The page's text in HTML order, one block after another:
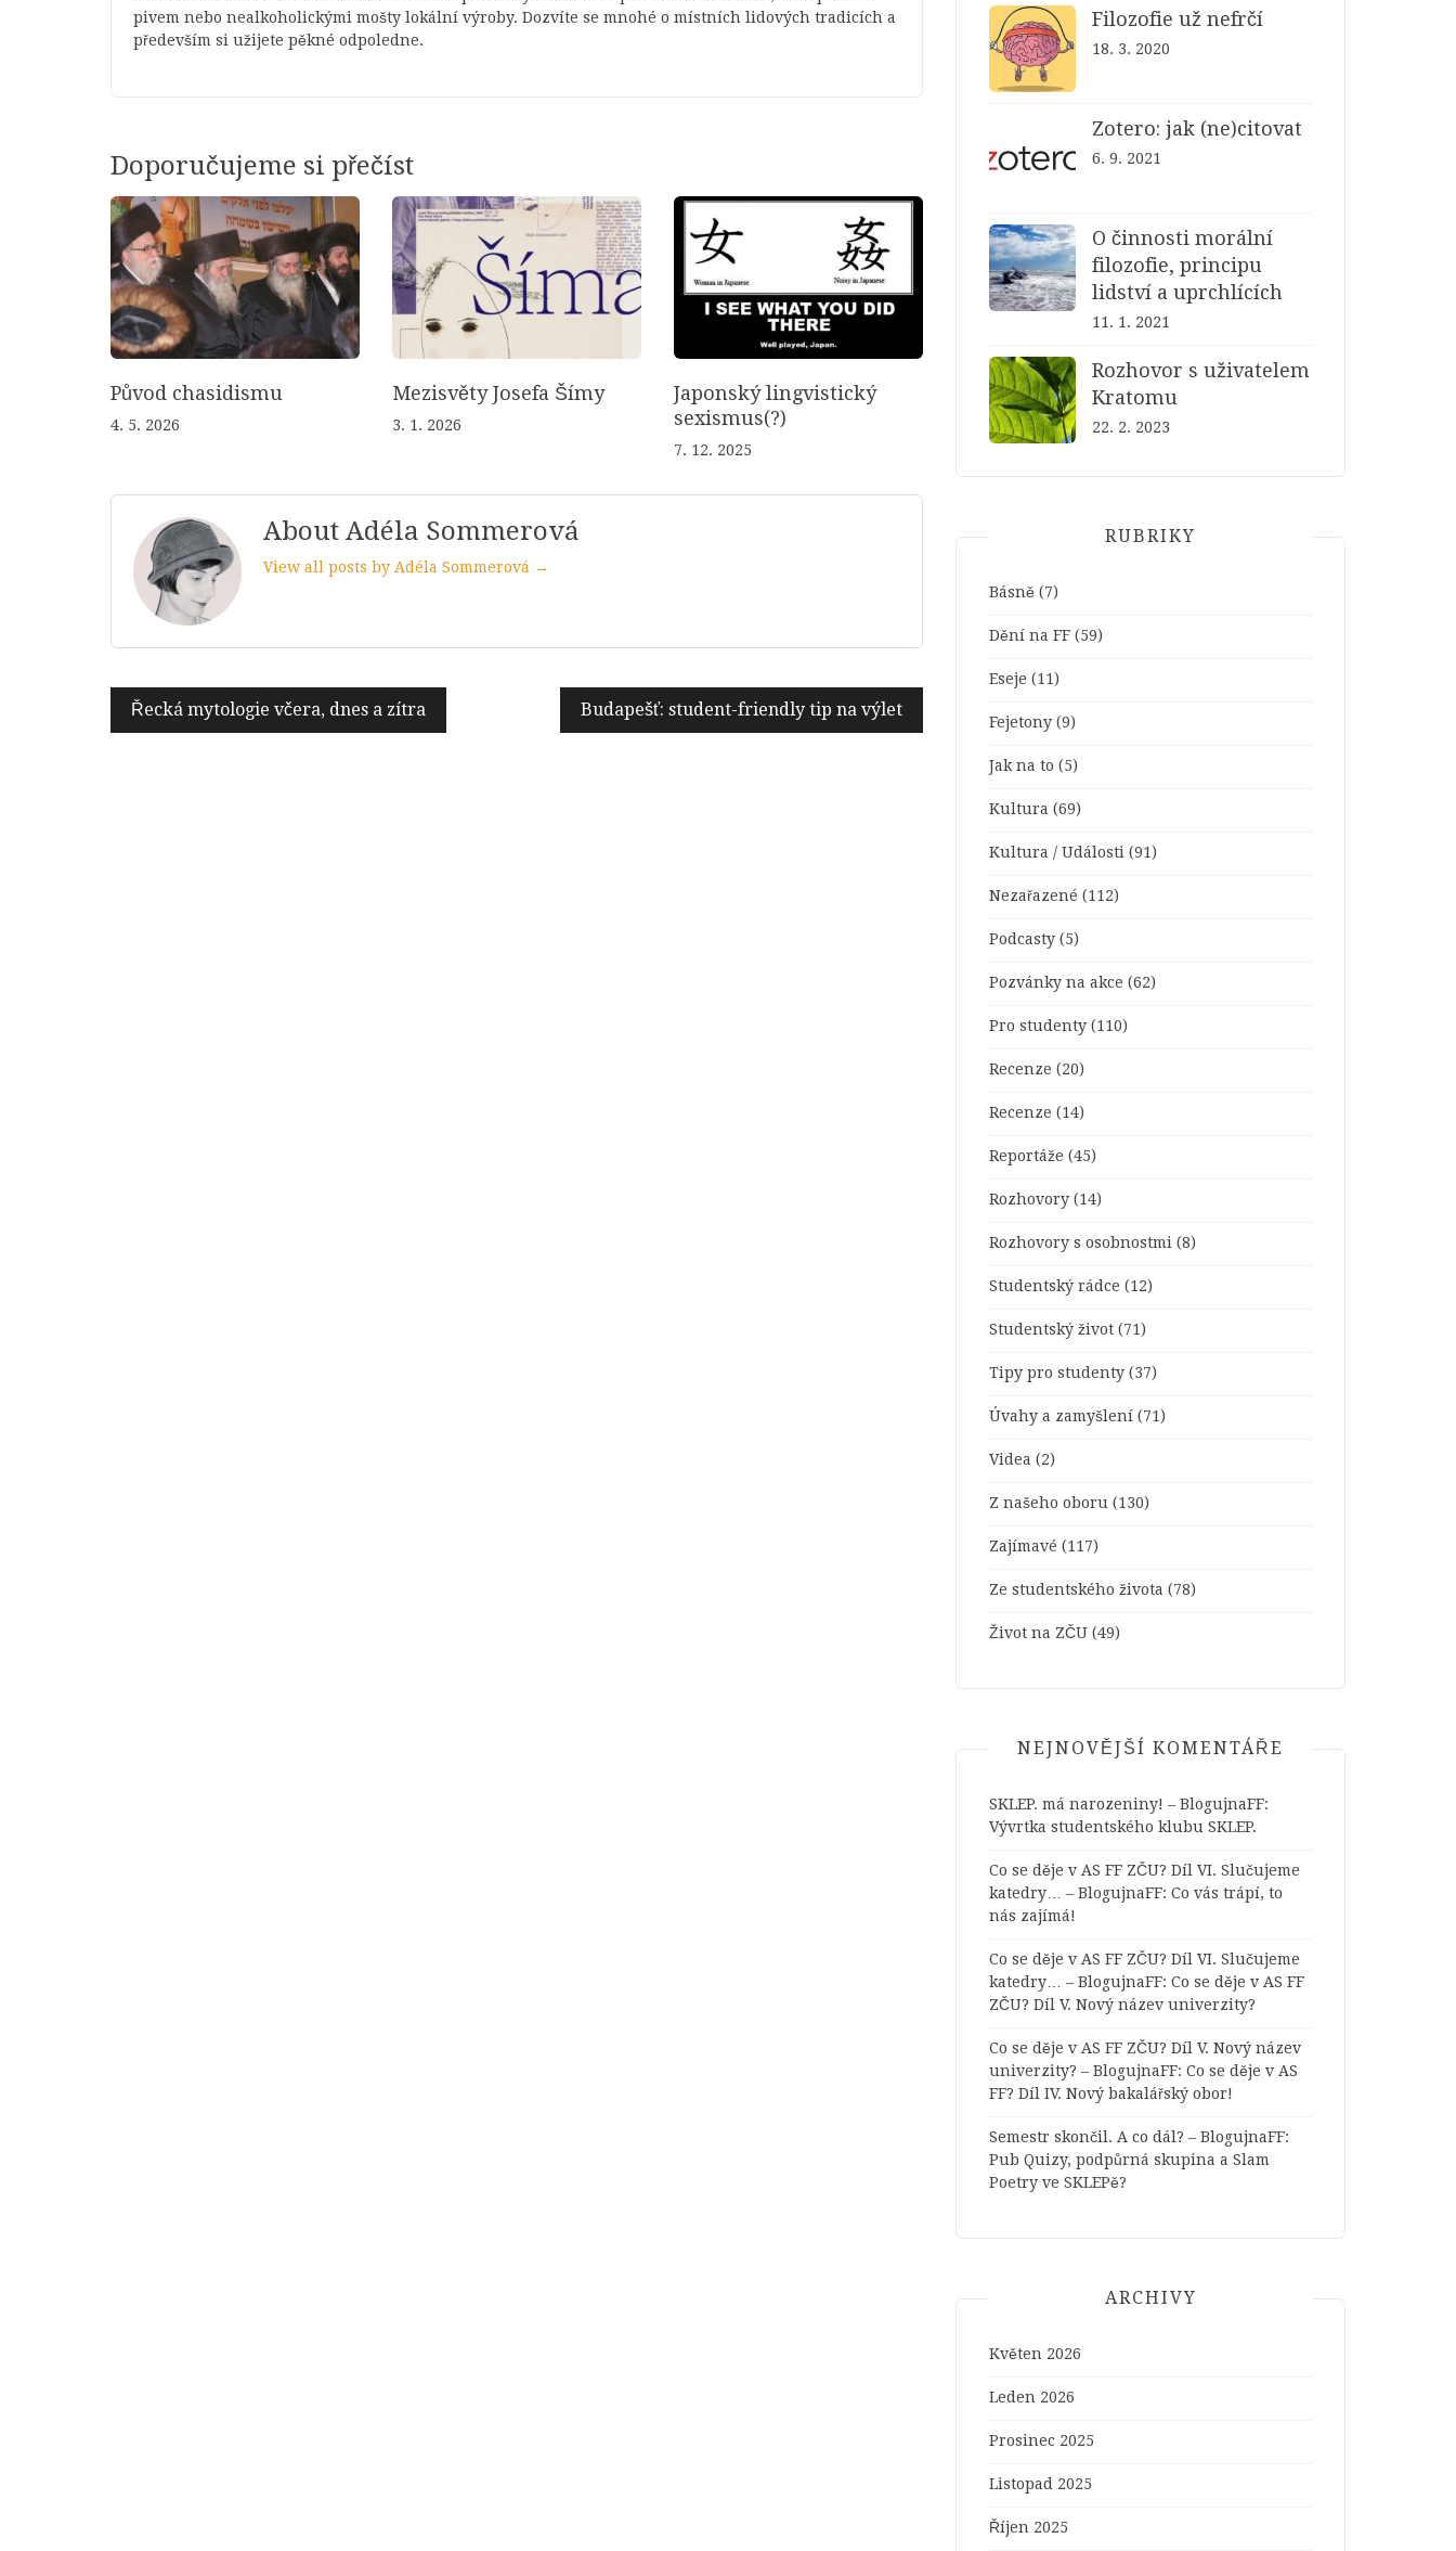
pivem nebo nealkoholickými mošty lokální výroby. Dozvíte se mnohé o místních lidových tradicích a
především si užijete pěkné odpoledne.
Doporučujeme si přečíst
Původ chasidismu
4. 5. 2026
Mezisvěty Josefa Šímy
3. 1. 2026
Japonský lingvistický
sexismus(?)
7. 12. 2025
About Adéla Sommerová
View all posts by Adéla Sommerová →
Navigace
pro
Řecká mytologie včera, dnes a zítra Budapešť: student-friendly tip na výlet
Filozofie už nefrčí
18. 3. 2020
Zotero: jak (ne)citovat
6. 9. 2021
O činnosti morální
filozofie, principu
lidství a uprchlících
11. 1. 2021
Rozhovor s uživatelem
Kratomu
22. 2. 2023
RUBRIKY
Básně (7)
Dění na FF (59)
Eseje (11)
Fejetony (9)
Jak na to (5)
Kultura (69)
Kultura / Události (91)
Nezařazené (112)
Podcasty (5)
Pozvánky na akce (62)
Pro studenty (110)
Recenze (20)
Recenze (14)
Reportáže (45)
Rozhovory (14)
Rozhovory s osobnostmi (8)
Studentský rádce (12)
Studentský život (71)
Tipy pro studenty (37)
Úvahy a zamyšlení (71)
Videa (2)
Z našeho oboru (130)
Zajímavé (117)
Ze studentského života (78)
Život na ZČU (49)
NEJNOVĚJŠÍ KOMENTÁŘE
SKLEP. má narozeniny! – BlogujnaFF:
Vývrtka studentského klubu SKLEP.
Co se děje v AS FF ZČU? Díl VI. Slučujeme
katedry… – BlogujnaFF: Co vás trápí, to
nás zajímá!
Co se děje v AS FF ZČU? Díl VI. Slučujeme
katedry… – BlogujnaFF: Co se děje v AS FF
ZČU? Díl V. Nový název univerzity?
Co se děje v AS FF ZČU? Díl V. Nový název
univerzity? – BlogujnaFF: Co se děje v AS
FF? Díl IV. Nový bakalářský obor!
Semestr skončil. A co dál? – BlogujnaFF:
Pub Quizy, podpůrná skupina a Slam
Poetry ve SKLEPě?
ARCHIVY
Květen 2026
Leden 2026
Prosinec 2025
Listopad 2025
Říjen 2025